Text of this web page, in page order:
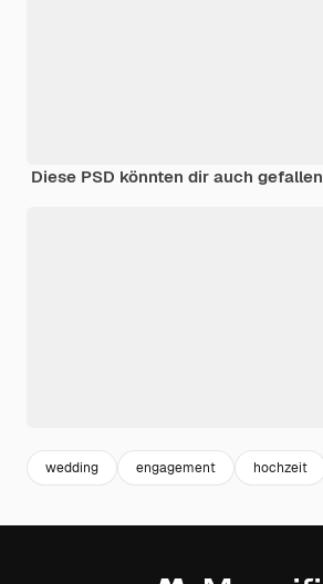
Diese PSD könnten dir auch gefallen
wedding engagement hochzeit